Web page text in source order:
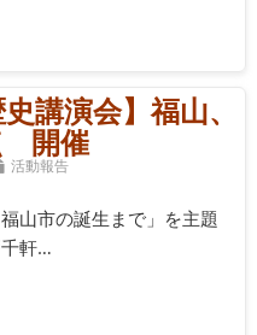
講演会】福山、
開催
活動報告
福山市の誕生まで」を主題
軒…